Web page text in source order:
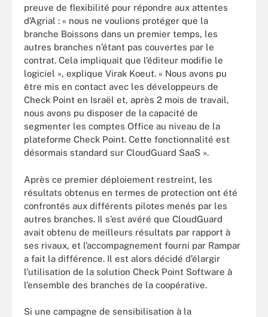
preuve de flexibilité pour répondre aux attentes
d’Agrial : « nous ne voulions protéger que la
branche Boissons dans un premier temps, les
autres branches n’étant pas couvertes par le
contrat. Cela impliquait que l’éditeur modifie le
logiciel », explique Virak Koeut. « Nous avons pu
être mis en contact avec les développeurs de
Check Point en Israël et, après 2 mois de travail,
nous avons pu disposer de la capacité de
segmenter les comptes Office au niveau de la
plateforme Check Point. Cette fonctionnalité est
désormais standard sur CloudGuard SaaS ».
Après ce premier déploiement restreint, les
résultats obtenus en termes de protection ont été
confrontés aux différents pilotes menés par les
autres branches. Il s’est avéré que CloudGuard
avait obtenu de meilleurs résultats par rapport à
ses rivaux, et l’accompagnement fourni par Rampar
a fait la différence. Il est alors décidé d’élargir
l’utilisation de la solution Check Point Software à
l’ensemble des branches de la coopérative.
Si une campagne de sensibilisation à la